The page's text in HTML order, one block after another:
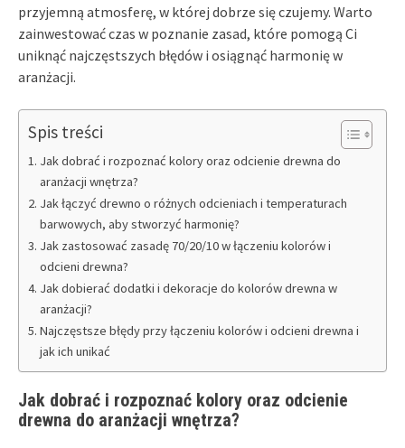
przyjemną atmosferę, w której dobrze się czujemy. Warto
zainwestować czas w poznanie zasad, które pomogą Ci
uniknąć najczęstszych błędów i osiągnąć harmonię w
aranżacji.
Spis treści
Jak dobrać i rozpoznać kolory oraz odcienie drewna do
aranżacji wnętrza?
Jak łączyć drewno o różnych odcieniach i temperaturach
barwowych, aby stworzyć harmonię?
Jak zastosować zasadę 70/20/10 w łączeniu kolorów i
odcieni drewna?
Jak dobierać dodatki i dekoracje do kolorów drewna w
aranżacji?
Najczęstsze błędy przy łączeniu kolorów i odcieni drewna i
jak ich unikać
Jak dobrać i rozpoznać kolory oraz odcienie
drewna do aranżacji wnętrza?